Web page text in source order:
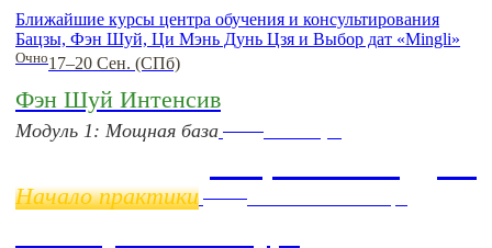
Ближайшие курсы центра обучения и консультирования
Бацзы, Фэн Шуй, Ци Мэнь Дунь Цзя и Выбор дат «Mingli»
Очно17–20 Сен. (СПб)
Фэн Шуй Интенсив
Модуль 1: Мощная база
Начало практики